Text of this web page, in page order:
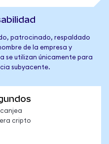
patrocinado, respaldado
de la empresa y
se utilizan únicamente para
subyacente.
cripto